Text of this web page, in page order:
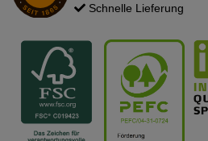
Schnelle Lieferung